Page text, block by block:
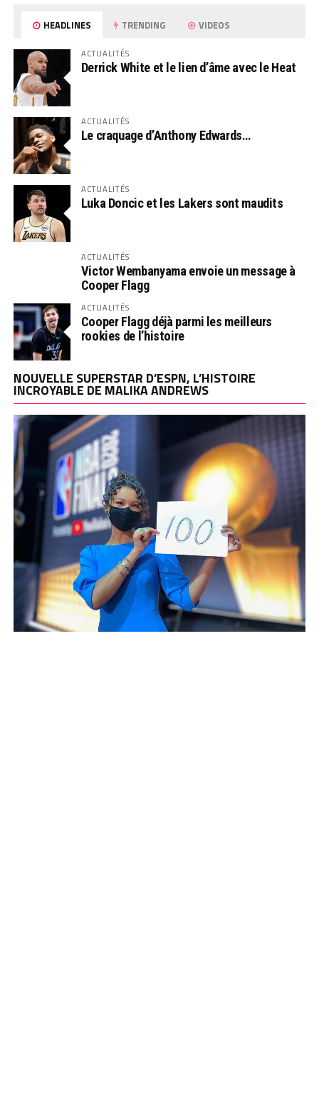
HEADLINES TRENDING VIDEOS
ACTUALITÉS
Derrick White et le lien d’âme avec le Heat
ACTUALITÉS
Le craquage d’Anthony Edwards…
ACTUALITÉS
Luka Doncic et les Lakers sont maudits
ACTUALITÉS
Victor Wembanyama envoie un message à
Cooper Flagg
ACTUALITÉS
Cooper Flagg déjà parmi les meilleurs
rookies de l’histoire
NOUVELLE SUPERSTAR D’ESPN, L’HISTOIRE
INCROYABLE DE MALIKA ANDREWS